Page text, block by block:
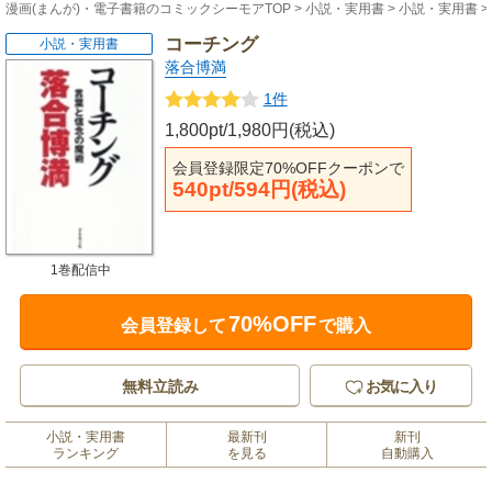
漫画(まんが)・電子書籍のコミックシーモアTOP 小説・実用書 小説・実用書
コーチング
落合博満
1件
1,800pt/1,980円(税込)
会員登録限定70%OFFクーポンで
540pt/594円(税込)
小説・実用書
1巻配信中
会員登録して70%OFFで購入
無料立読み お気に入り
小説・実用書
ランキング
最新刊
を見る
新刊
自動購入